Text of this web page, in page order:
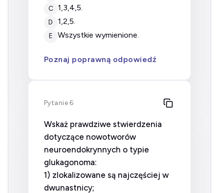
C 1,3,4,5.
D 1,2,5.
E wszystkie wymienione.
Poznaj poprawną odpowiedź
Pytanie 6
Wskaż prawdziwe stwierdzenia
dotyczące nowotworów
neuroendokrynnych o typie
glukagonoma:
1) zlokalizowane są najczęściej w
dwunastnicy;